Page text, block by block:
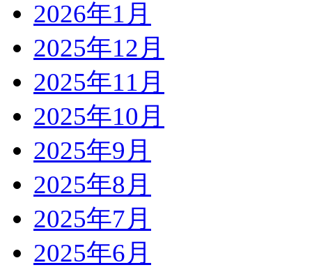
2026年1月
2025年12月
2025年11月
2025年10月
2025年9月
2025年8月
2025年7月
2025年6月